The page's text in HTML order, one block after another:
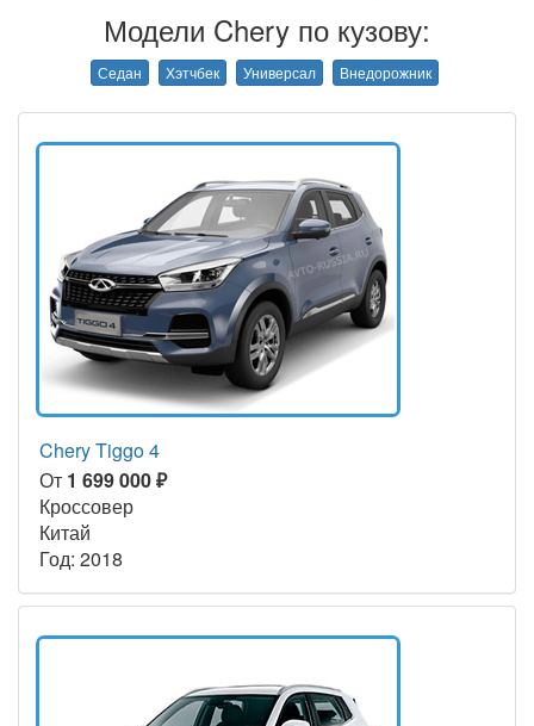
Модели Chery по кузову:
Седан Хэтчбек Универсал Внедорожник
Chery Tiggo 4
От 1 699 000 ₽
Кроссовер
Китай
Год: 2018